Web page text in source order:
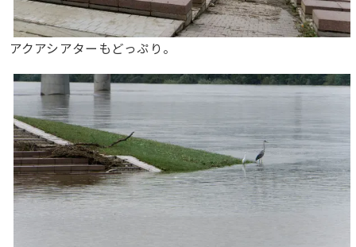
アクアシアターもどっぷり。